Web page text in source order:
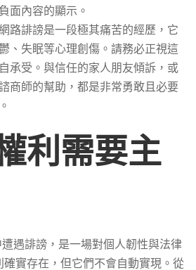
面內容的顯示。
路誹謗是一段極其痛苦的經歷，它
、失眠等心理創傷。請務必正視這
承受。與信任的家人朋友傾訴，或
商師的幫助，都是非常勇敢且必要
利需要主
遇誹謗，是一場對個人韌性與法律
實存在，但它們不會自動實現。從